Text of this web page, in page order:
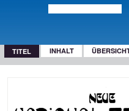
TITEL INHALT